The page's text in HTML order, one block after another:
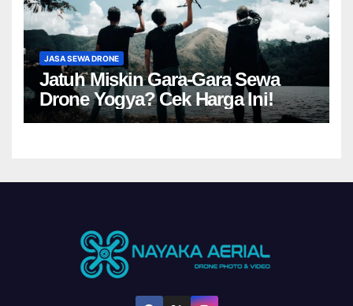
JASA SEWA DRONE
Jatuh Miskin Gara-Gara Sewa
Drone Yogya? Cek Harga Ini!